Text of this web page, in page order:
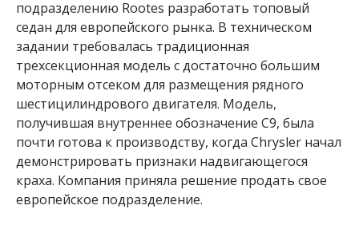
подразделению Rootes разработать топовый
седан для европейского рынка. В техническом
задании требовалась традиционная
трехсекционная модель с достаточно большим
моторным отсеком для размещения рядного
шестицилиндрового двигателя. Модель,
получившая внутреннее обозначение C9, была
почти готова к производству, когда Chrysler начал
демонстрировать признаки надвигающегося
краха. Компания приняла решение продать свое
европейское подразделение.